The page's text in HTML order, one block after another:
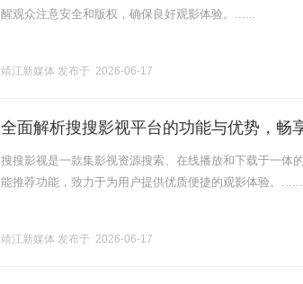
醒观众注意安全和版权，确保良好观影体验。......
靖江新媒体 发布于 2026-06-17
全面解析搜搜影视平台的功能与优势，畅
搜搜影视是一款集影视资源搜索、在线播放和下载于一体
能推荐功能，致力于为用户提供优质便捷的观影体验。......
靖江新媒体 发布于 2026-06-17